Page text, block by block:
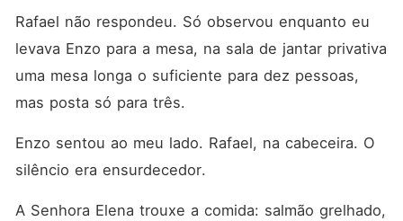
Rafael não respondeu. Só observou enquanto eu
levava Enzo para a mesa, na sala de jantar privativa
uma mesa longa o suficiente para dez pessoas,
mas posta só para três.
Enzo sentou ao meu lado. Rafael, na cabeceira. O
silêncio era ensurdecedor.
A Senhora Elena trouxe a comida: salmão grelhado,